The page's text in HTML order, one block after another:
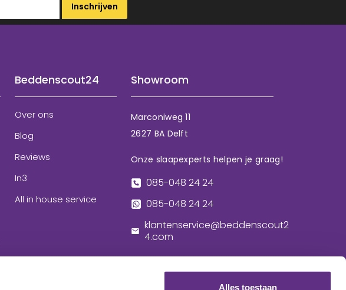
Alles toestaan
Inschrijven
Beddenscout24
Over ons
Blog
Reviews
In3
All in house service
Showroom
Marconiweg 11
2627 BA Delft
Onze slaapexperts helpen je graag!
085-048 24 24
085-048 24 24
klantenservice@beddenscout2
4.com